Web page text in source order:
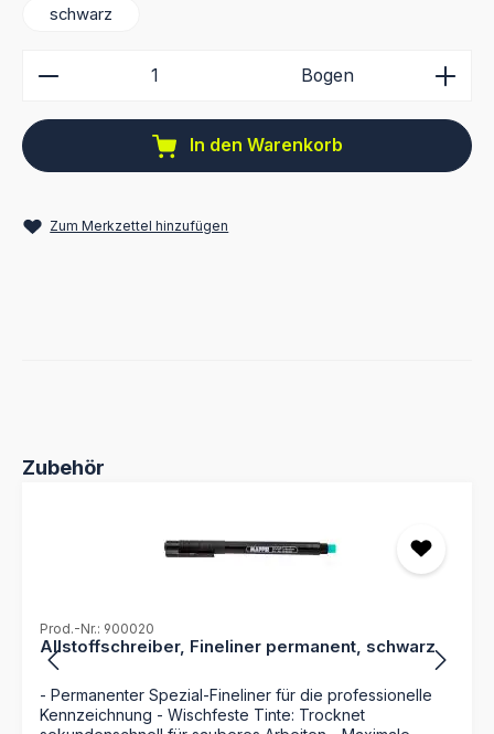
schwarz
Produkt Anzahl: Gib den gewünschten Wert ein
Bogen
In den Warenkorb
Zum Merkzettel hinzufügen
Produktgalerie überspringen
Zubehör
Prod.-Nr.: 900020
Allstoffschreiber, Fineliner permanent, schwarz
- Permanenter Spezial-Fineliner für die professionelle
Kennzeichnung - Wischfeste Tinte: Trocknet